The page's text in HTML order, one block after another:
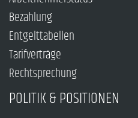
Bezahlung
Entgelttabellen
Tarifverträge
Rechtsprechung
POLITIK & POSITIONEN